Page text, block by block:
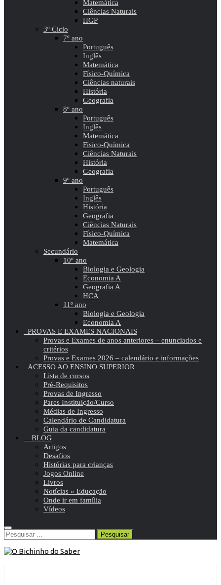
Matemática
Ciências Naturais
HGP
3º Ciclo
7º ano
Português
Inglês
Matemática
Físico-Química
Ciências naturais
História
Geografia
8º ano
Português
Inglês
Matemática
Físico-Química
Ciências Naturais
História
Geografia
9º ano
Português
Inglês
História
Geografia
Ciências Naturais
Físico-Química
Matemática
Secundário
10º ano
Biologia e Geologia
Economia A
Geografia A
HCA
11º ano
Biologia e Geologia
Economia A
PROVAS E EXAMES NACIONAIS
Provas e Exames de anos anteriores – enunciados e
critérios
Provas e Exames 2026 – calendário e informações
ACESSO AO ENSINO SUPERIOR
Lista de cursos
Pré-Requisitos
Provas de Ingresso
Pares Instituição/Curso
Médias de Ingresso
Calendário de Candidatura
Guia da candidatura
BLOG
Artigos
Desafios
Histórias para crianças
Jogos Online
Livros
Notícias » Educação
Onde ir em família
Vídeos
Pesquisar
por: